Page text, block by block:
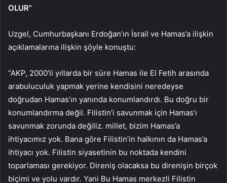
OLUR”
Uzgel, Cumhurbaşkanı Erdoğan’ın İsrail ve Hamas’a ilişkin
açıklamalarına ilişkin şöyle konuştu:
“AKP, 2000’li yıllarda bir süre Hamas ile El Fetih arasında
arabuluculuk yapmak yerine kendisini neredeyse
doğrudan Hamas’ın yanında konumlandırdı. Bu doğru bir
konumlandırma değil. Filistin’i savunmak için Hamas’ı
savunmak zorunda değiliz. millet, bizim Hamas’a
ihtiyacımız yok. Bana göre Filistin’in halkının da Hamas’a
ihtiyacı yok. Filistin siyasetinin bu noktada kendini
toparlaması gerekiyor. Direniş olacaksa bu direnişin birçok
biçimi ve yolu vardır. Yani Bu Hamas merkezli Filistin